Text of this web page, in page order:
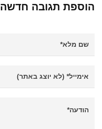
הוספת תגובה חדשה